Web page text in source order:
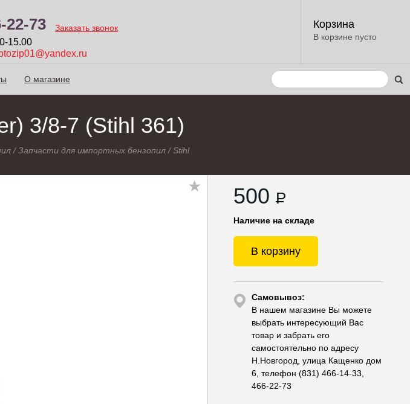
22-73 Заказать звонок
15.00
Корзина
В корзине пусто
О магазине
3/8-7 (Stihl 361)
/Запчасти для импортных бензопил/Stihl
500 P
Наличие на складе
В корзину
Самовывоз:
В нашем магазине Вы можете
выбрать интересующий Вас
товар и забрать его
самостоятельно по адресу
Н.Новгород, улица Кащенко дом
6, телефон (831) 466-14-33,
466-22-73